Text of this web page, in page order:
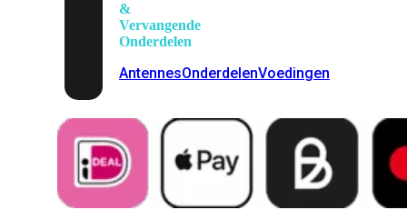
&
Vervangende
Onderdelen
AntennesOnderdelenVoedingen